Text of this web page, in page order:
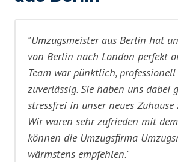
"Umzugsmeister aus Berlin hat
von Berlin nach London perfekt
Team war pünktlich,
zuverlässig. Sie haben uns dabei
stressfrei in unser neues Zuhause
Wir waren sehr zufrieden mit
können die Umzugsfirma
wärmstens empfehlen."